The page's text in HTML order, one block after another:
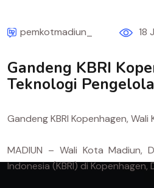
pemkotmadiun_ 18
Gandeng KBRI
Teknologi
Gandeng KBRI Kopenhagen,
MADIUN – Wali Kota Madiun,
Indonesia (KBRI) di